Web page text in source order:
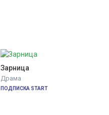
Зарница
Драма
ПОДПИСКА START